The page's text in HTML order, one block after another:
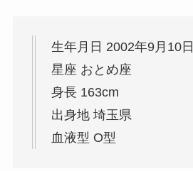
生年月日 2002年9月10日
星座 おとめ座
身長 163cm
出身地 埼玉県
血液型 O型